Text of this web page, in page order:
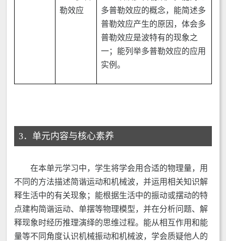
勒效应
多普勒效应的概念，能简述多
普勒效应产生的原因，体会多
普勒效应是波特有的现象之
一；能列举多普勒效应的应用
实例。
3．单元内容与核心素养
在本单元学习中，学生将学会用合适的物理量，用
不同的方法描述简谐运动和机械波，并运用相关知识解
释生活中的有关现象；能根据生活中的振动或摆动的特
点建构简谐运动、单摆等物理模型，并在分析问题、解
释现象时经历推理演绎的思维过程。能从相互作用和能
量等不同角度认识机械振动和机械波，学会质疑他人的